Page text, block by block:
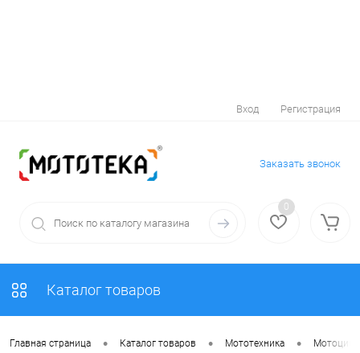
Вход Регистрация
Заказать звонок
0
Каталог товаров
Главная страница • Каталог товаров • Мототехника •